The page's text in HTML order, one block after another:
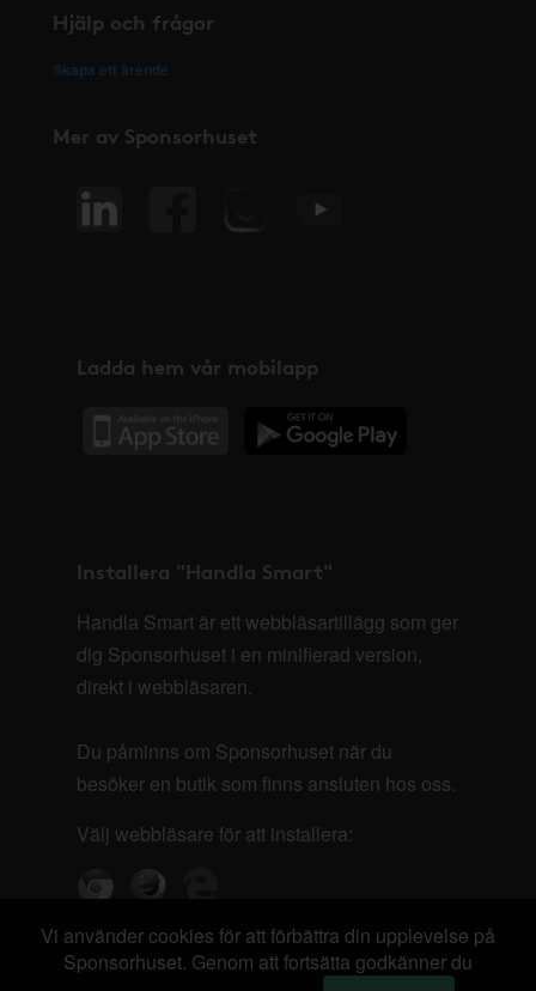
Hjälp och frågor
Skapa ett ärende
Mer av Sponsorhuset
Ladda hem vår mobilapp
Installera "Handla Smart"
Handla Smart är ett webbläsartillägg som ger
dig Sponsorhuset i en minifierad version,
direkt i webbläsaren.
Du påminns om Sponsorhuset när du
besöker en butik som finns ansluten hos oss.
Välj webbläsare för att installera:
Vi använder cookies för att förbättra din upplevelse på
Sponsorhuset. Genom att fortsätta godkänner du